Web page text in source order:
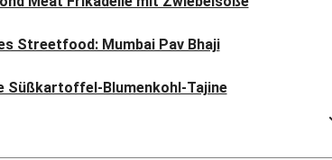
Streetfood: Mumbai Pav Bhaji
Süßkartoffel-Blumenkohl-Tajine